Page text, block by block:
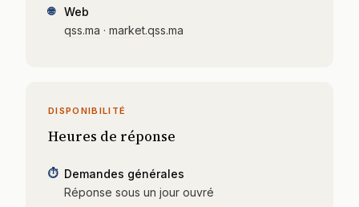
🌐
Web
qss.ma · market.qss.ma
DISPONIBILITÉ
Heures de réponse
⏱ Demandes générales
Réponse sous un jour ouvré